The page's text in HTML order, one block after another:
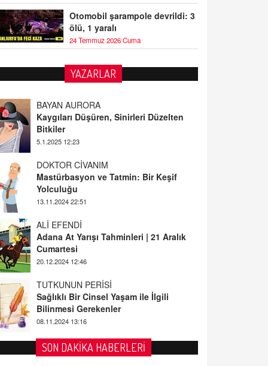
Otomobil şarampole devrildi: 3
ölü, 1 yaralı
24 Temmuz 2026 Cuma
YAZARLAR
BAYAN AURORA
Kaygıları Düşüren, Sinirleri Düzelten
Bitkiler
5.1.2025 12:23
DOKTOR CİVANIM
Mastürbasyon ve Tatmin: Bir Keşif
Yolculuğu
13.11.2024 22:51
ALİ EFENDİ
Adana At Yarışı Tahminleri | 21 Aralık
Cumartesi
20.12.2024 12:46
TUTKUNUN PERİSİ
Sağlıklı Bir Cinsel Yaşam ile İlgili
Bilinmesi Gerekenler
08.11.2024 13:16
FARUK ÖNALAN
Tezkere Onaylanmasaydı…
SON DAKİKA HABERLERİ